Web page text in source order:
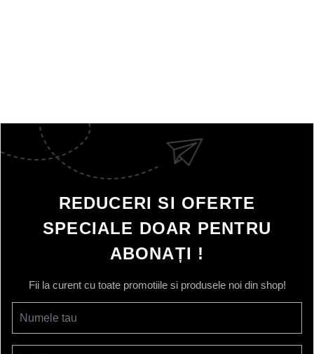
REDUCERI SI OFERTE
SPECIALE DOAR PENTRU
ABONAȚI !
Fii la curent cu toate promotiile si produsele noi din shop!
Numele tau